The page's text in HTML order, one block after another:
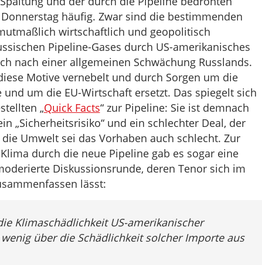
häufig. Zwar sind die bestimmenden
wirtschaftlich und geopolitisch
Pipeline-Gases durch US-amerikanisches
nach einer allgemeinen Schwächung Russlands.
Motive vernebelt und durch Sorgen um die
um die EU-Wirtschaft ersetzt. Das spiegelt sich
„Quick Facts“ zur Pipeline: Sie ist demnach
„Sicherheitsrisiko“ und ein schlechter Deal, der
Umwelt sei das Vorhaben auch schlecht. Zur
durch die neue Pipeline gab es sogar eine
Diskussionsrunde, deren Tenor sich im
lässt:
Klimaschädlichkeit US-amerikanischer
über die Schädlichkeit solcher Importe aus